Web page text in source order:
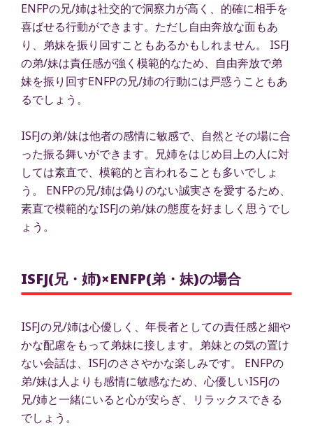
ENFPの兄/姉は社交的で洞察力が高く、的確に相手を
喜ばせる行動ができます。ただし自由奔放な面もあ
り、弟妹を振り回すこともあるかもしれません。 ISFJ
の弟/妹は責任感が強く模範的なため、自由奔放で弟
妹を振り回すENFPの兄/姉の行動には戸惑うこともあ
るでしょう。
ISFJの弟/妹は他者の感情に敏感で、自然とその場に合
った振る舞いができます。兄姉をはじめ目上の人に対
しては素直で、模範的と言われることも多いでしょ
う。 ENFPの兄/姉は偽りのない誠実さを愛するため、
素直で模範的なISFJの弟/妹の態度を好ましく思うでし
ょう。
ISFJ(兄・姉)×ENFP(弟・妹)の場合
ISFJの兄/姉は心優しく、年長者としての責任感と細や
かな配慮をもって弟妹に接します。弟妹との気の置け
ない会話は、ISFJのささやかな楽しみです。 ENFPの
弟/妹は人よりも感情に敏感なため、心優しいISFJの
兄/姉と一緒にいると心が安らぎ、リラックスできる
でしょう。